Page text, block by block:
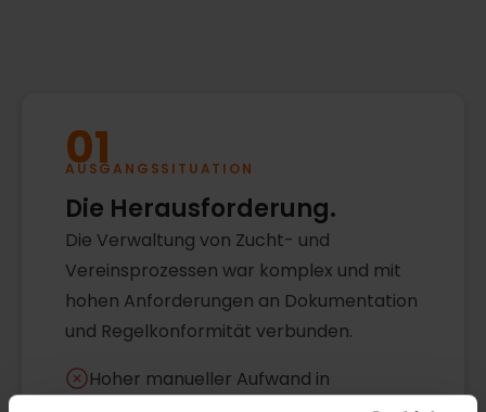
01
AUSGANGSSITUATION
Die Herausforderung.
Die Verwaltung von Zucht- und
Vereinsprozessen war komplex und mit
hohen Anforderungen an Dokumentation
und Regelkonformität verbunden.
Hoher manueller Aufwand in